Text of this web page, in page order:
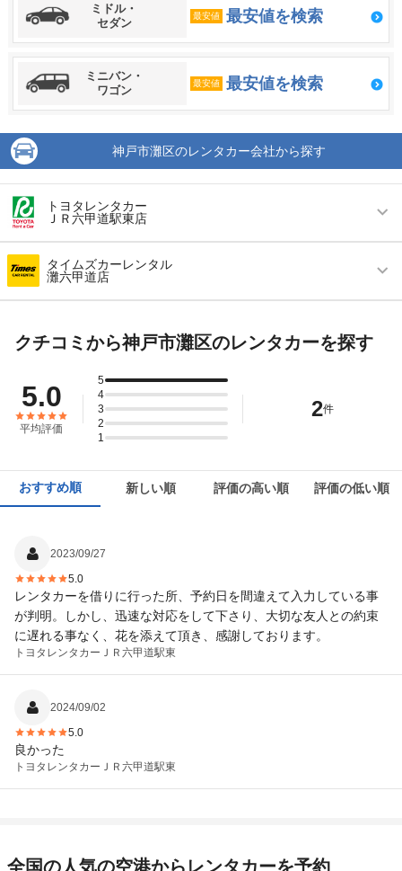
ミドル・
セダン
最安値 最安値を検索
ミニバン・
ワゴン
最安値 最安値を検索
神戸市灘区のレンタカー会社から探す
トヨタレンタカー
ＪＲ六甲道駅東店
営業時間 毎日 08:00 ～ 20:00
アクセス 六甲道駅より徒歩で約3分（送迎なし）
店舗詳細 店舗詳細ページはこちら
この店舗でレンタカーを探す
タイムズカーレンタル
灘六甲道店
アクセス 六甲道駅より徒歩で約7分（送迎なし）
神戸市灘区永手町1-1-1
店舗詳細 店舗詳細ページはこちら
クチコミから神戸市灘区のレンタカーを探す
5.0
平均評価
5
4
3
2
1
2件
おすすめ順 新しい順 評価の高い順 評価の低い順
2023/09/27
5.0
レンタカーを借りに行った所、予約日を間違えて入力している事
が判明。しかし、迅速な対応をして下さり、大切な友人との約束
に遅れる事なく、花を添えて頂き、感謝しております。
トヨタレンタカー ＪＲ六甲道駅東
2024/09/02
5.0
良かった
トヨタレンタカー ＪＲ六甲道駅東
全国の人気の空港からレンタカーを予約